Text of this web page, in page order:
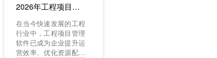
全面对比，为您的选型
决策提供清晰而可靠的
参考依据。
2026年工程项目管理软件选型指南：匹配业务场景，赋能项目管理效率倍增
在当今快速发展的工程
行业中，工程项目管理
软件已成为企业提升运
营效率、优化资源配置